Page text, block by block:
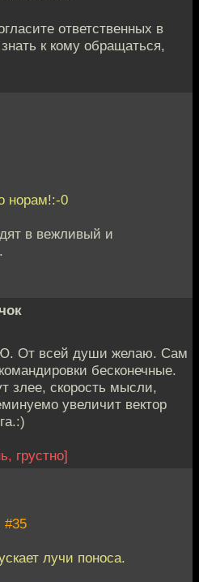
ответственных в
к кому обращаться,
норам!:-0
в вежливый и
От всей души желаю. Сам
бесконечные.
злее, скорость мысли,
увеличит вектор
грустно]
#35
лучи поноса.